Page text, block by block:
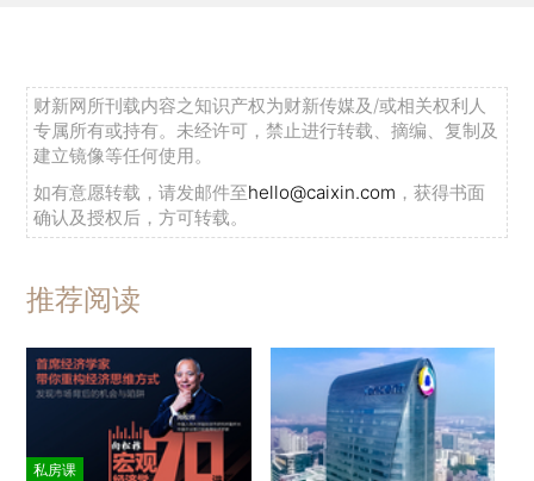
财新网所刊载内容之知识产权为财新传媒及/或相关权利人
专属所有或持有。未经许可，禁止进行转载、摘编、复制及
建立镜像等任何使用。
如有意愿转载，请发邮件至hello@caixin.com ，获得书面
确认及授权后，方可转载。
推荐阅读
私房课